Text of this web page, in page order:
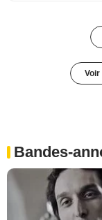
Voir
Bandes-